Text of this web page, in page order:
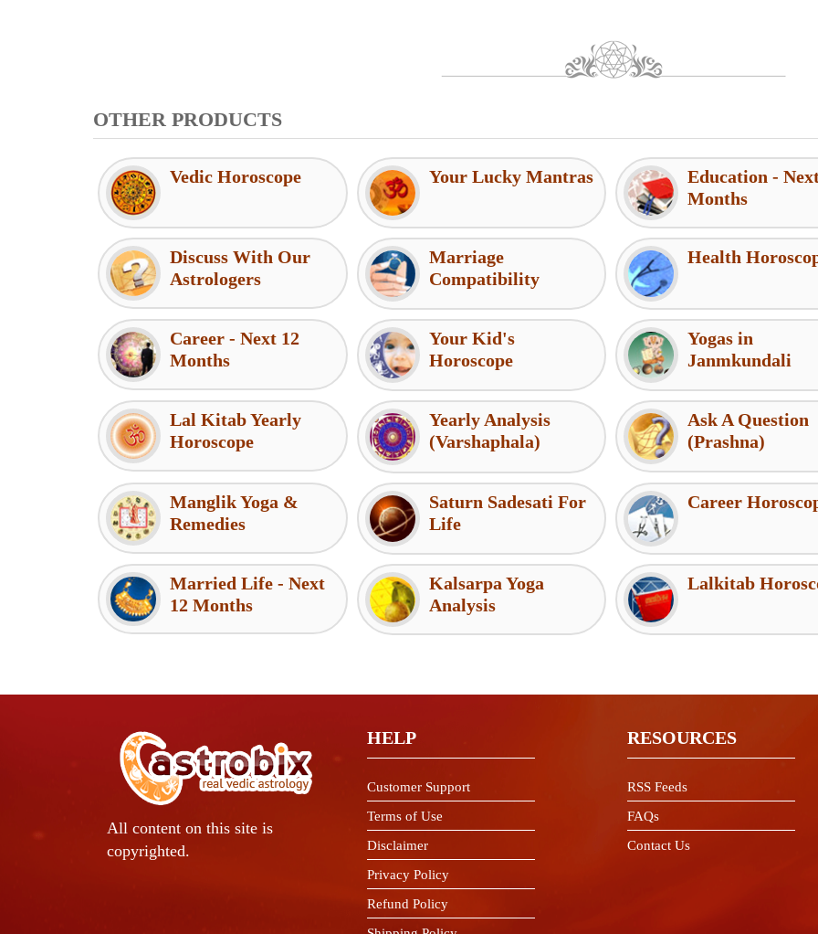
OTHER PRODUCTS
Vedic Horoscope Your Lucky Mantras
Education -
Months
Discuss With Our
Astrologers
Marriage
Compatibility
Health
Career - Next 12
Months
Your Kid's
Horoscope
Yogas in
Janmkundali
Lal Kitab Yearly
Horoscope
Yearly Analysis
(Varshaphala)
Ask A Question
(Prashna)
Manglik Yoga &
Remedies
Saturn Sadesati For
Life
Career
Married Life - Next
12 Months
Kalsarpa Yoga
Analysis
Lalkitab
All content on this site is
copyrighted.
HELP
Customer Support
Terms of Use
Disclaimer
Privacy Policy
Refund Policy
RESOURCES
RSS Feeds
FAQs
Contact Us